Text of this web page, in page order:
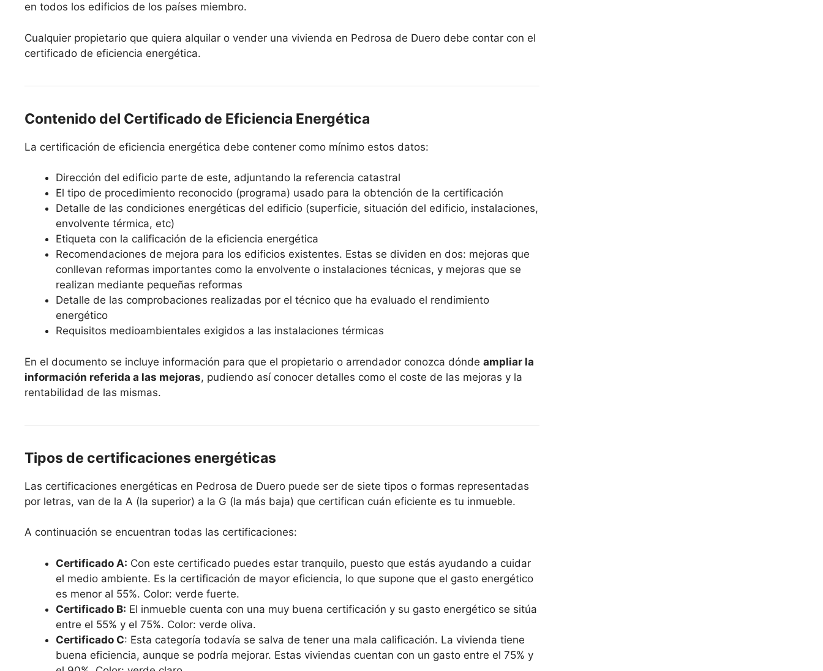
en todos los edificios de los países miembro.
Cualquier propietario que quiera alquilar o vender una vivienda en Pedrosa de Duero debe contar con el
certificado de eficiencia energética.
Contenido del Certificado de Eficiencia Energética
La certificación de eficiencia energética debe contener como mínimo estos datos:
Dirección del edificio parte de este, adjuntando la referencia catastral
El tipo de procedimiento reconocido (programa) usado para la obtención de la certificación
Detalle de las condiciones energéticas del edificio (superficie, situación del edificio, instalaciones,
envolvente térmica, etc)
Etiqueta con la calificación de la eficiencia energética
Recomendaciones de mejora para los edificios existentes. Estas se dividen en dos: mejoras que
conllevan reformas importantes como la envolvente o instalaciones técnicas, y mejoras que se
realizan mediante pequeñas reformas
Detalle de las comprobaciones realizadas por el técnico que ha evaluado el rendimiento
energético
Requisitos medioambientales exigidos a las instalaciones térmicas
En el documento se incluye información para que el propietario o arrendador conozca dónde ampliar la
información referida a las mejoras, pudiendo así conocer detalles como el coste de las mejoras y la
rentabilidad de las mismas.
Tipos de certificaciones energéticas
Las certificaciones energéticas en Pedrosa de Duero puede ser de siete tipos o formas representadas
por letras, van de la A (la superior) a la G (la más baja) que certifican cuán eficiente es tu inmueble.
A continuación se encuentran todas las certificaciones:
Certificado A: Con este certificado puedes estar tranquilo, puesto que estás ayudando a cuidar
el medio ambiente. Es la certificación de mayor eficiencia, lo que supone que el gasto energético
es menor al 55%. Color: verde fuerte.
Certificado B: El inmueble cuenta con una muy buena certificación y su gasto energético se sitúa
entre el 55% y el 75%. Color: verde oliva.
Certificado C: Esta categoría todavía se salva de tener una mala calificación. La vivienda tiene
buena eficiencia, aunque se podría mejorar. Estas viviendas cuentan con un gasto entre el 75% y